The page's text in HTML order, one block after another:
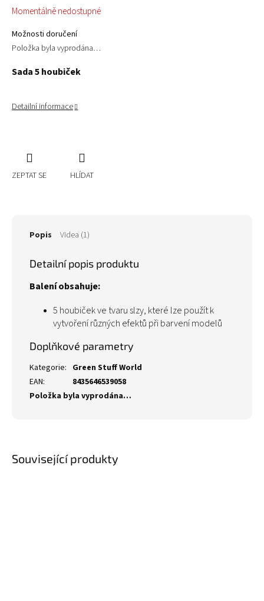
Měrná
cena:
Momentálně nedostupné
Možnosti doručení
Položka byla vyprodána…
Sada 5 houbiček
Detailní informace
ZEPTAT SE HLÍDAT
Související produkty
Popis Videa (1)
Detailní popis produktu
Balení obsahuje:
5 houbiček ve tvaru slzy, které lze použít k
vytvoření různých efektů při barvení modelů
Doplňkové parametry
Kategorie: Green Stuff World
EAN:
8435646539058
Položka byla vyprodána…